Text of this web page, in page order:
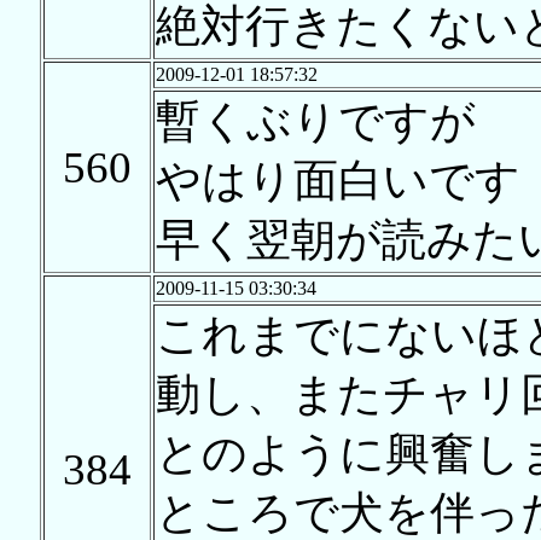
絶対行きたくない
560
2009-12-01 18:57:32
暫くぶりですが
やはり面白いです
早く翌朝が読みた
384
2009-11-15 03:30:34
これまでにない
動し、またチャリ
とのように興奮し
ところで犬を伴